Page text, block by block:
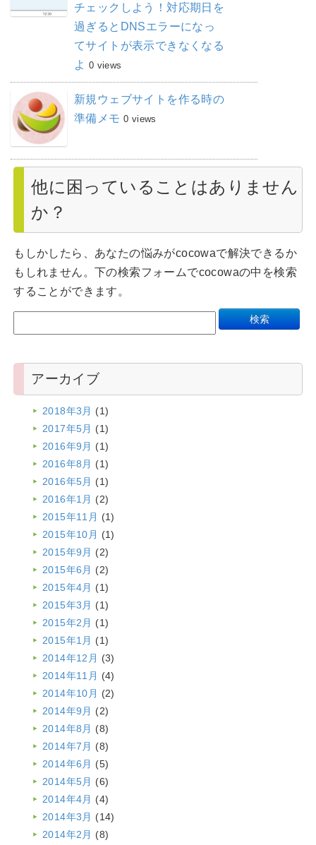
チェックしよう！対応期日を
過ぎるとDNSエラーになっ
てサイトが表示できなくなる
よ 0 views
新規ウェブサイトを作る時の
準備メモ 0 views
他に困っていることはありません
か？
もしかしたら、あなたの悩みがcocowaで解決できるか
もしれません。下の検索フォームでcocowaの中を検索
することができます。
アーカイブ
2018年3月 (1)
2017年5月 (1)
2016年9月 (1)
2016年8月 (1)
2016年5月 (1)
2016年1月 (2)
2015年11月 (1)
2015年10月 (1)
2015年9月 (2)
2015年6月 (2)
2015年4月 (1)
2015年3月 (1)
2015年2月 (1)
2015年1月 (1)
2014年12月 (3)
2014年11月 (4)
2014年10月 (2)
2014年9月 (2)
2014年8月 (8)
2014年7月 (8)
2014年6月 (5)
2014年5月 (6)
2014年4月 (4)
2014年3月 (14)
2014年2月 (8)